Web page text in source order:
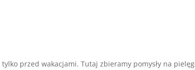
przed wakacjami. Tutaj zbieramy pomysły na